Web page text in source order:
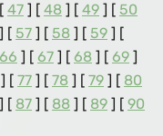
47 ] [ 48 ] [ 49 ] [ 50
] [ 57 ] [ 58 ] [ 59 ] [
66 ] [ 67 ] [ 68 ] [ 69 ]
] [ 77 ] [ 78 ] [ 79 ] [ 80
] [ 87 ] [ 88 ] [ 89 ] [ 90